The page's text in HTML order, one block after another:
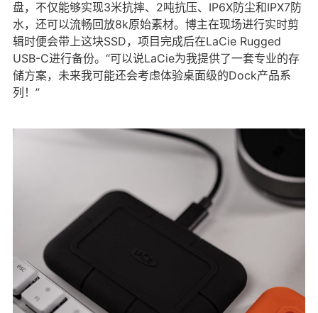
盘，不仅能够实现3米抗摔、2吨抗压、IP6X防尘和IPX7防
水，还可以流畅回放8k原始素材。博主在现场进行实时剪
辑时便会带上这块SSD，项目完成后在LaCie Rugged
USB-C进行备份。“可以说LaCie为我提供了一套专业的存
储方案，未来我可能还会考虑体验桌面级的Dock产品系
列！”